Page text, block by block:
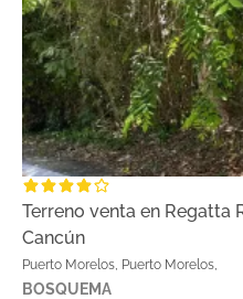
Terreno venta en Regatta
Cancún
Puerto Morelos, Puerto Morelos,
BOSQUEMA